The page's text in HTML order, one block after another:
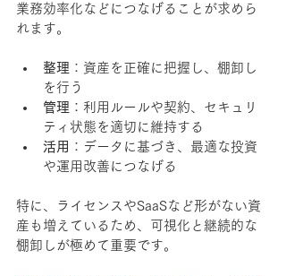
業務効率化などにつなげることが求めら
れます。
整理 ：資産を正確に把握し、棚卸し
を行う
管理 ：利用ルールや契約、セキュリ
ティ状態を適切に維持する
活用 ：データに基づき、最適な投資
や運用改善につなげる
特に、ライセンスやSaaSなど形がない資
産も増えているため、可視化と継続的な
棚卸しが極めて重要です。